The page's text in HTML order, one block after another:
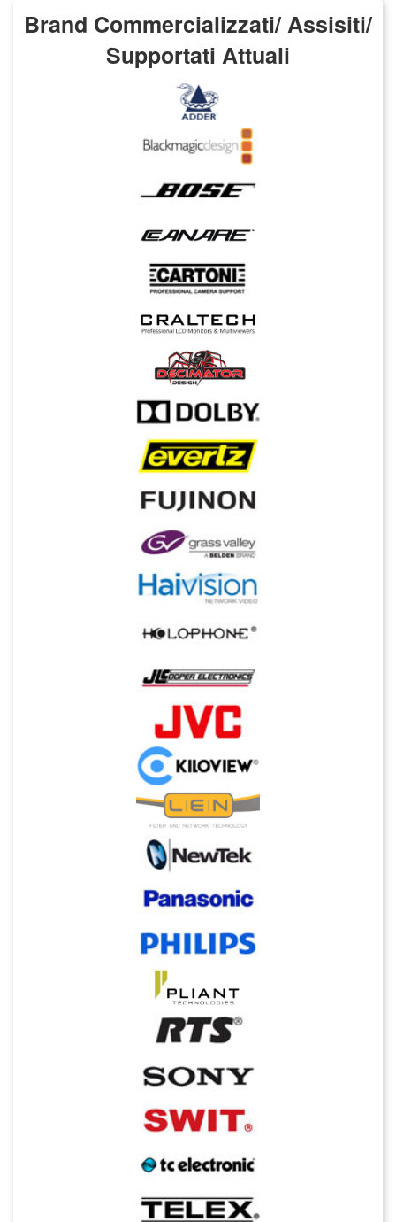
Brand Commercializzati/ Assisiti/
Supportati Attuali